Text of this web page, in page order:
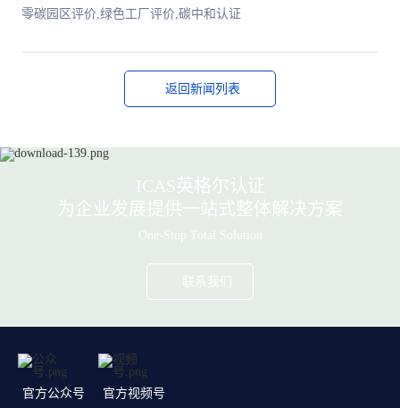
零碳园区评价,绿色工厂评价,碳中和认证
返回新闻列表
ICAS英格尔认证
为企业发展提供一站式整体解决方案
One-Stop Total Solution
官方公众号 官方视频号